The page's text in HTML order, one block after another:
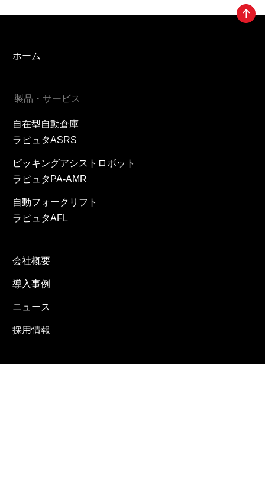
ホーム
製品・サービス
自在型自動倉庫
ラピュタASRS
ピッキングアシストロボット
ラピュタPA-AMR
自動フォークリフト
ラピュタAFL
会社概要
導入事例
ニュース
採用情報